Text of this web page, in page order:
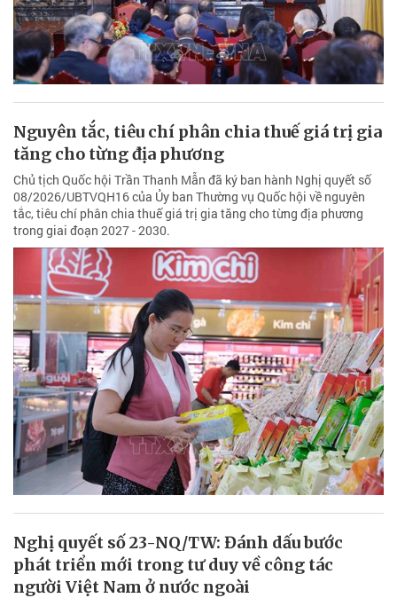
Nguyên tắc, tiêu chí phân chia thuế giá trị gia
tăng cho từng địa phương
Chủ tịch Quốc hội Trần Thanh Mẫn đã ký ban hành Nghị quyết số
08/2026/UBTVQH16 của Ủy ban Thường vụ Quốc hội về nguyên
tắc, tiêu chí phân chia thuế giá trị gia tăng cho từng địa phương
trong giai đoạn 2027 - 2030.
Nghị quyết số 23-NQ/TW: Đánh dấu bước
phát triển mới trong tư duy về công tác
người Việt Nam ở nước ngoài